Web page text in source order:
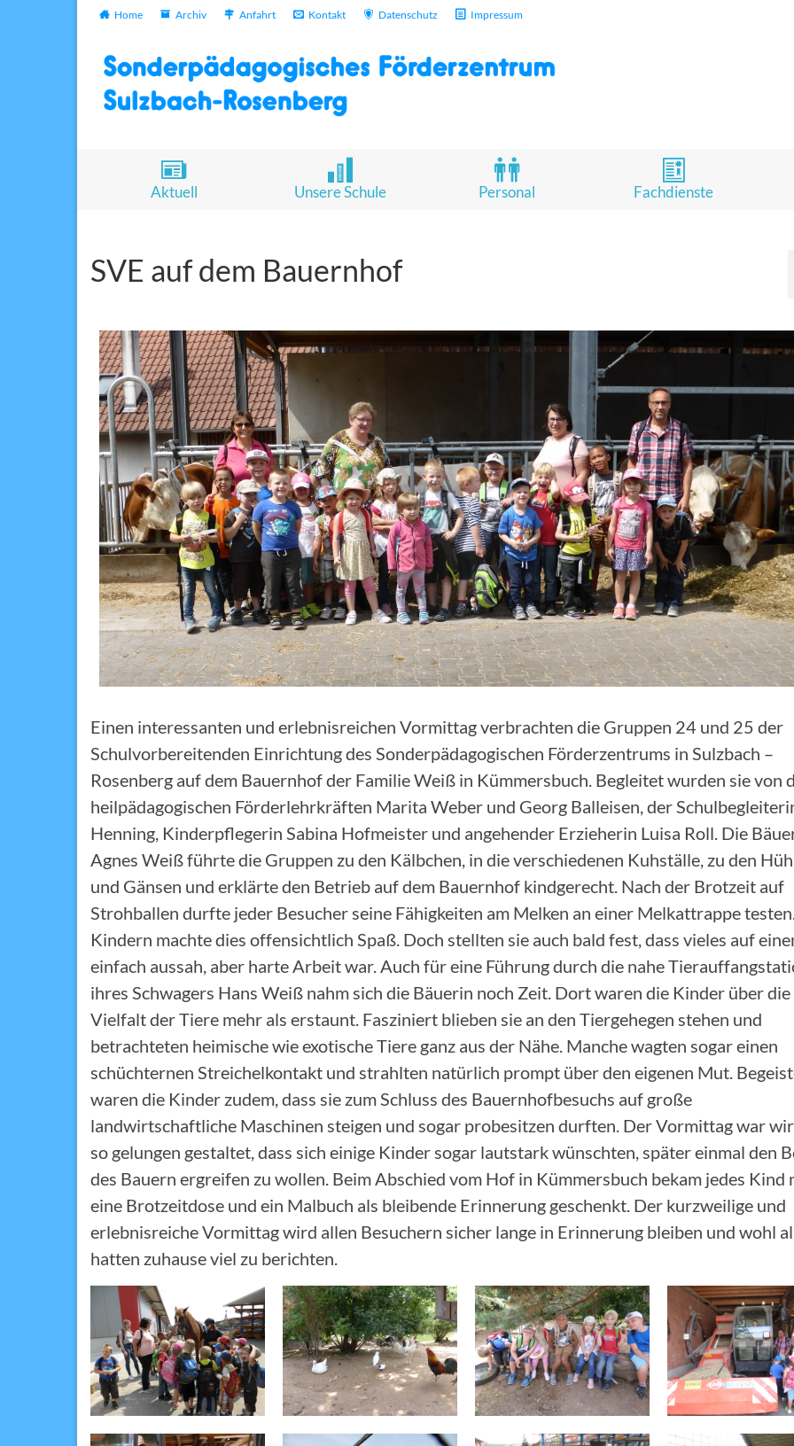
Home Archiv Anfahrt Kontakt Datenschutz Impressum
Aktuell Unsere Schule Personal Fachdienste
SVE auf dem Bauernhof
Einen interessanten und erlebnisreichen Vormittag verbrachten die Gruppen 24 und 25 der
Schulvorbereitenden Einrichtung des Sonderpädagogischen Förderzentrums in Sulzbach –
Rosenberg auf dem Bauernhof der Familie Weiß in Kümmersbuch. Begleitet wurden sie von
heilpädagogischen Förderlehrkräften Marita Weber und Georg Balleisen, der
Henning, Kinderpflegerin Sabina Hofmeister und angehender Erzieherin Luisa Roll. Die
Agnes Weiß führte die Gruppen zu den Kälbchen, in die verschiedenen Kuhställe, zu den
und Gänsen und erklärte den Betrieb auf dem Bauernhof kindgerecht. Nach der Brotzeit auf
Strohballen durfte jeder Besucher seine Fähigkeiten am Melken an einer Melkattrappe
Kindern machte dies offensichtlich Spaß. Doch stellten sie auch bald fest, dass vieles auf
einfach aussah, aber harte Arbeit war. Auch für eine Führung durch die nahe
ihres Schwagers Hans Weiß nahm sich die Bäuerin noch Zeit. Dort waren die Kinder über
Vielfalt der Tiere mehr als erstaunt. Fasziniert blieben sie an den Tiergehegen stehen und
betrachteten heimische wie exotische Tiere ganz aus der Nähe. Manche wagten sogar einen
schüchternen Streichelkontakt und strahlten natürlich prompt über den eigenen Mut.
waren die Kinder zudem, dass sie zum Schluss des Bauernhofbesuchs auf große
landwirtschaftliche Maschinen steigen und sogar probesitzen durften. Der Vormittag war
so gelungen gestaltet, dass sich einige Kinder sogar lautstark wünschten, später einmal den
des Bauern ergreifen zu wollen. Beim Abschied vom Hof in Kümmersbuch bekam jedes Kind
eine Brotzeitdose und ein Malbuch als bleibende Erinnerung geschenkt. Der kurzweilige und
erlebnisreiche Vormittag wird allen Besuchern sicher lange in Erinnerung bleiben und wohl
hatten zuhause viel zu berichten.